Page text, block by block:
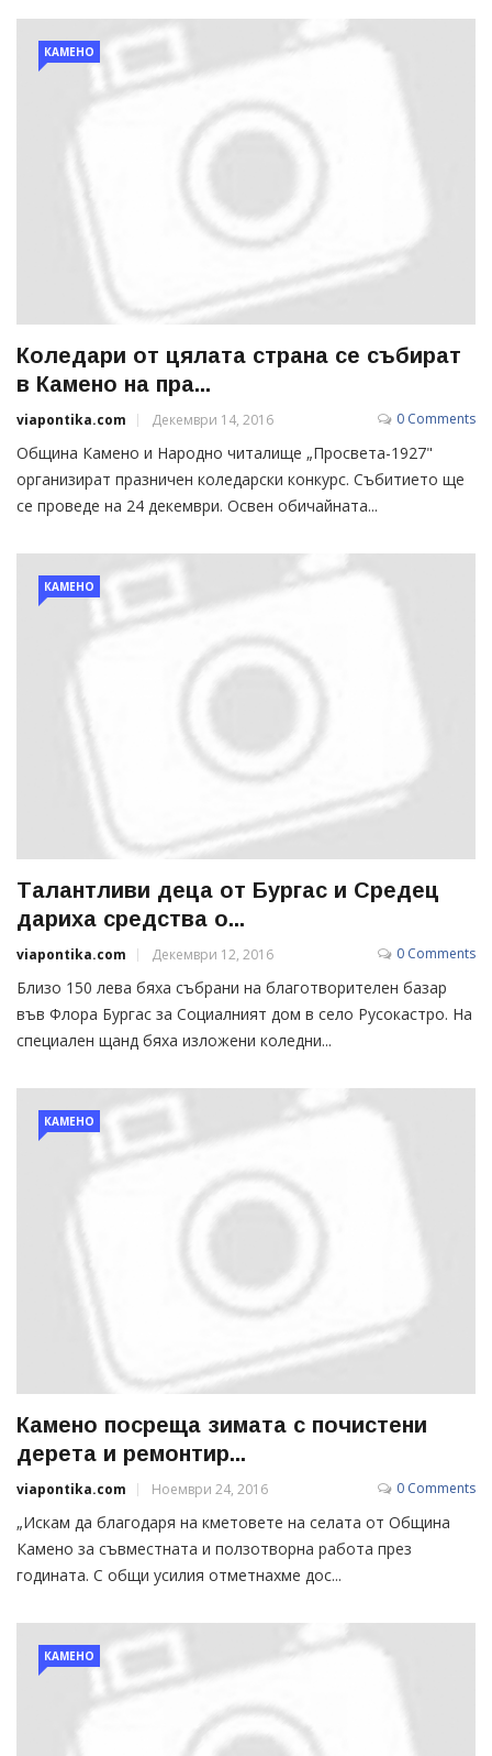
КАМЕНО
Коледари от цялата страна се събират
в Камено на пра...
viapontika.com Декември 14, 2016 0 Comments
Община Камено и Народно читалище „Просвета-1927"
организират празничен коледарски конкурс. Събитието ще
се проведе на 24 декември. Освен обичайната...
КАМЕНО
Талантливи деца от Бургас и Средец
дариха средства о...
viapontika.com Декември 12, 2016 0 Comments
Близо 150 лева бяха събрани на благотворителен базар
във Флора Бургас за Социалният дом в село Русокастро. На
специален щанд бяха изложени коледни...
КАМЕНО
Камено посреща зимата с почистени
дерета и ремонтир...
viapontika.com Ноември 24, 2016 0 Comments
„Искам да благодаря на кметовете на селата от Община
Камено за съвместната и ползотворна работа през
годината. С общи усилия отметнахме дос...
КАМЕНО